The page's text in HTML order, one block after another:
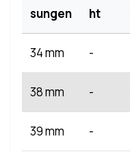
sungen
ht
34 mm -
38 mm -
39 mm -